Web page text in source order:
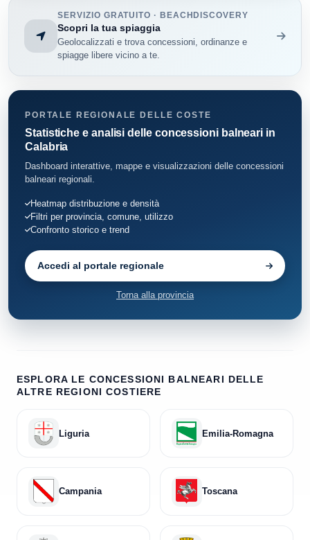
SERVIZIO GRATUITO · BEACHDISCOVERY
Scopri la tua spiaggia
Geolocalizzati e trova concessioni, ordinanze e
spiagge libere vicino a te.
PORTALE REGIONALE DELLE COSTE
Statistiche e analisi delle concessioni balneari in
Calabria
Dashboard interattive, mappe e visualizzazioni delle concessioni
balneari regionali.
Heatmap distribuzione e densità
Filtri per provincia, comune, utilizzo
Confronto storico e trend
Accedi al portale regionale
Torna alla provincia
ESPLORA LE CONCESSIONI BALNEARI DELLE
ALTRE REGIONI COSTIERE
Liguria Emilia-Romagna
Campania Toscana